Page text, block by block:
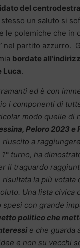
del
un saluto si
le polemiche che in
nel partito azzurro.
bordate
Luca.
ed è con
i componenti di
modo quelle di
Peloro 2023 e
a
turno, ha
il traguardo
risultata la più
Una lista civica
spesi con grande
politico che
e che guarda
e non su vecchi